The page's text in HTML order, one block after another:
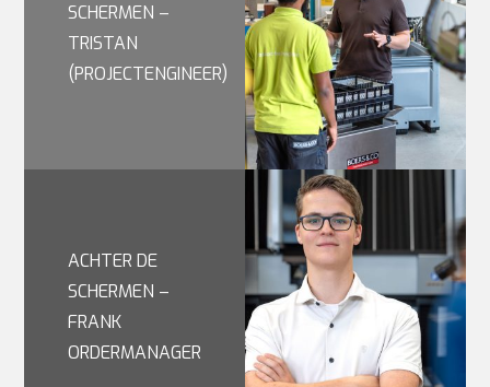
SCHERMEN –
TRISTAN
(PROJECTENGINEER)
ACHTER DE
SCHERMEN –
FRANK
ORDERMANAGER